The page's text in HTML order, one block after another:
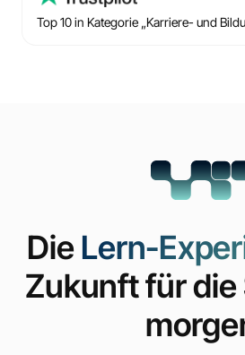
Top 10 in Kategorie „Karriere- und
DieLern-
Zukunft für die